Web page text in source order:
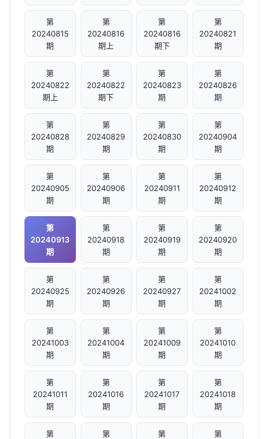
第
20240815
期
第
20240816
期上
第
20240816
期下
第
20240821
期
第
20240822
期上
第
20240822
期下
第
20240823
期
第
20240826
期
第
20240828
期
第
20240829
期
第
20240830
期
第
20240904
期
第
20240905
期
第
20240906
期
第
20240911
期
第
20240912
期
第
20240913
期
第
20240918
期
第
20240919
期
第
20240920
期
第
20240925
期
第
20240926
期
第
20240927
期
第
20241002
期
第
20241003
期
第
20241004
期
第
20241009
期
第
20241010
期
第
20241011
期
第
20241016
期
第
20241017
期
第
20241018
期
第
第
第
第